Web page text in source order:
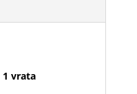
1 vrata